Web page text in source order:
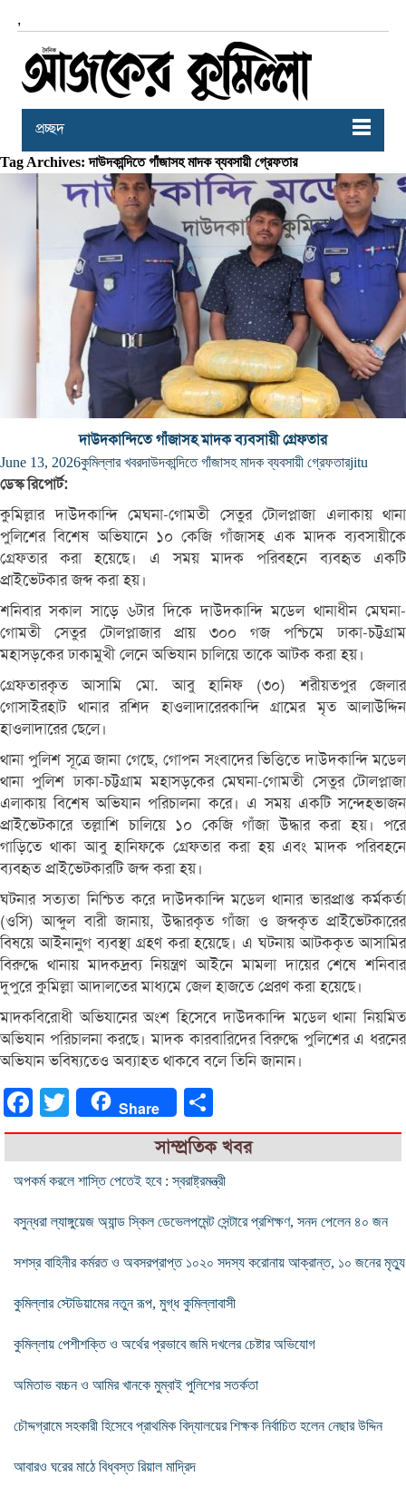
,
প্রচ্ছদ
Tag Archives: দাউদকান্দিতে গাঁজাসহ মাদক ব্যবসায়ী গ্রেফতার
দাউদকান্দিতে গাঁজাসহ মাদক ব্যবসায়ী গ্রেফতার
June 13, 2026কুমিল্লার খবরদাউদকান্দিতে গাঁজাসহ মাদক ব্যবসায়ী গ্রেফতারjitu
ডেস্ক রিপোর্ট:
কুমিল্লার দাউদকান্দি মেঘনা-গোমতী সেতুর টোলপ্লাজা এলাকায় থানা
পুলিশের বিশেষ অভিযানে ১০ কেজি গাঁজাসহ এক মাদক ব্যবসায়ীকে
গ্রেফতার করা হয়েছে। এ সময় মাদক পরিবহনে ব্যবহৃত একটি
প্রাইভেটকার জব্দ করা হয়।
শনিবার সকাল সাড়ে ৬টার দিকে দাউদকান্দি মডেল থানাধীন মেঘনা-
গোমতী সেতুর টোলপ্লাজার প্রায় ৩০০ গজ পশ্চিমে ঢাকা-চট্টগ্রাম
মহাসড়কের ঢাকামুখী লেনে অভিযান চালিয়ে তাকে আটক করা হয়।
গ্রেফতারকৃত আসামি মো. আবু হানিফ (৩০) শরীয়তপুর জেলার
গোসাইরহাট থানার রশিদ হাওলাদারেরকান্দি গ্রামের মৃত আলাউদ্দিন
হাওলাদারের ছেলে।
থানা পুলিশ সূত্রে জানা গেছে, গোপন সংবাদের ভিত্তিতে দাউদকান্দি মডেল
থানা পুলিশ ঢাকা-চট্টগ্রাম মহাসড়কের মেঘনা-গোমতী সেতুর টোলপ্লাজা
এলাকায় বিশেষ অভিযান পরিচালনা করে। এ সময় একটি সন্দেহভাজন
প্রাইভেটকারে তল্লাশি চালিয়ে ১০ কেজি গাঁজা উদ্ধার করা হয়। পরে
গাড়িতে থাকা আবু হানিফকে গ্রেফতার করা হয় এবং মাদক পরিবহনে
ব্যবহৃত প্রাইভেটকারটি জব্দ করা হয়।
ঘটনার সত্যতা নিশ্চিত করে দাউদকান্দি মডেল থানার ভারপ্রাপ্ত কর্মকর্তা
(ওসি) আব্দুল বারী জানায়, উদ্ধারকৃত গাঁজা ও জব্দকৃত প্রাইভেটকারের
বিষয়ে আইনানুগ ব্যবস্থা গ্রহণ করা হয়েছে। এ ঘটনায় আটককৃত আসামির
বিরুদ্ধে থানায় মাদকদ্রব্য নিয়ন্ত্রণ আইনে মামলা দায়ের শেষে শনিবার
দুপুরে কুমিল্লা আদালতের মাধ্যমে জেল হাজতে প্রেরণ করা হয়েছে।
মাদকবিরোধী অভিযানের অংশ হিসেবে দাউদকান্দি মডেল থানা নিয়মিত
অভিযান পরিচালনা করছে। মাদক কারবারিদের বিরুদ্ধে পুলিশের এ ধরনের
অভিযান ভবিষ্যতেও অব্যাহত থাকবে বলে তিনি জানান।
FacebookTwitter Share
সাম্প্রতিক খবর
অপকর্ম করলে শাস্তি পেতেই হবে : স্বরাষ্ট্রমন্ত্রী
বসুন্ধরা ল্যাঙ্গুয়েজ অ্যান্ড স্কিল ডেভেলপমেন্ট সেন্টারে প্রশিক্ষণ, সনদ পেলেন ৪০ জন
সশস্র বাহিনীর কর্মরত ও অবসরপ্রাপ্ত ১০২০ সদস্য করোনায় আক্রান্ত, ১০ জনের মৃত্যু
কুমিল্লার স্টেডিয়ামের নতুন রূপ, মুগ্ধ কুমিল্লাবাসী
কুমিল্লায় পেশীশক্তি ও অর্থের প্রভাবে জমি দখলের চেষ্টার অভিযোগ
অমিতাভ বচ্চন ও আমির খানকে মুম্বাই পুলিশের সতর্কতা
চৌদ্দগ্রামে সহকারী হিসেবে প্রাথমিক বিদ্যালয়ের শিক্ষক নির্বাচিত হলেন নেছার উদ্দিন
আবারও ঘরের মাঠে বিধ্বস্ত রিয়াল মাদ্রিদ